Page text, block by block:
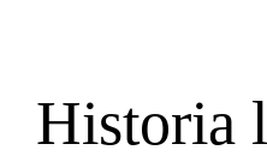
Historia